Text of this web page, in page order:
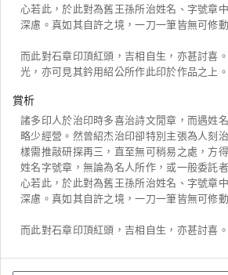
心若此，於此對為舊王孫所治姓名、字號章
深慮。真如其自許之境，一刀一筆皆無可修
而此對石章印頂紅頭，吉相自生，亦甚討喜
光，亦可見其鈐用紹公所作此印於作品之上。
賞析
諸多印人於治印時多喜治詩文閒章，而遇姓
略少經營。然曾紹杰治印卻特別主張為人刻
樣需推敲研探再三，直至無可稍易之處，方
姓名字號章，無論為名人所作，或一般委託
心若此，於此對為舊王孫所治姓名、字號章
深慮。真如其自許之境，一刀一筆皆無可修
而此對石章印頂紅頭，吉相自生，亦甚討喜。